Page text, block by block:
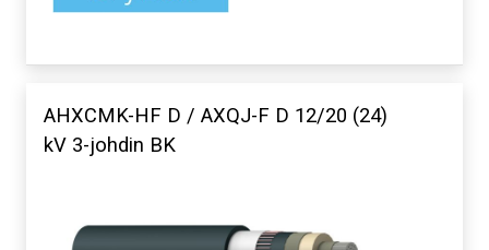
AHXCMK-HF D / AXQJ-F D 12/20 (24)
kV 3-johdin BK